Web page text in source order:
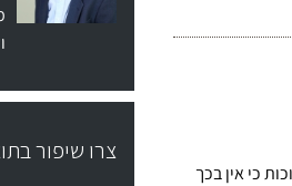
כי אין בכך
צרו שיפור